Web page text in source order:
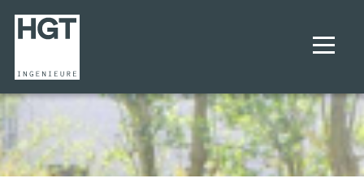
UNTERNEHMEN